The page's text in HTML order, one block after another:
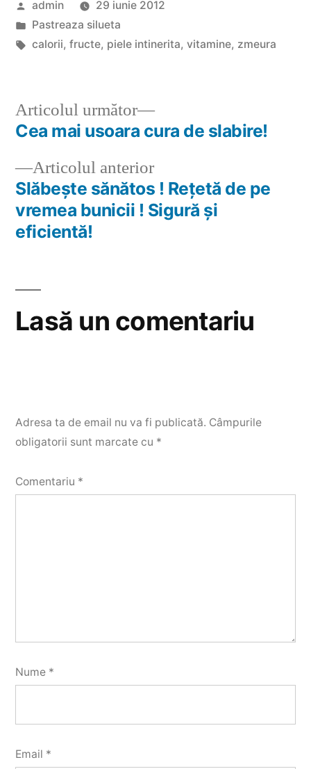
Publicat
de
admin
29 iunie 2012
Publicat
în
Pastreaza silueta
Etichete:
calorii, fructe, piele intinerita, vitamine, zmeura
Navigare
în
articole
Articolul anteriorArticolul
anterior:
Slăbeşte sănătos ! Reţetă de pe
vremea bunicii ! Sigură şi
eficientă!
Articolul următor
Articolul
următor:
Cea mai usoara cura de slabire!
Lasă un comentariu
Adresa ta de email nu va fi publicată. Câmpurile
obligatorii sunt marcate cu *
Comentariu *
Nume *
Email *